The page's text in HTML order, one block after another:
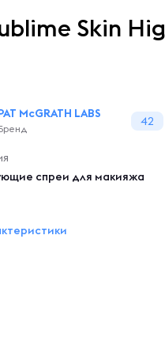
Skin
McGRATH LABS
42
спреи для макияжа